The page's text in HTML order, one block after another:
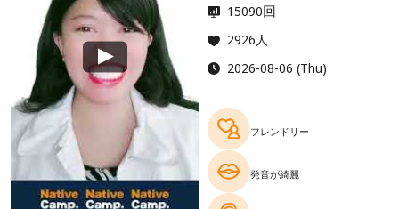
15090回
2926人
2026-08-06 (Thu)
フレンドリー
発音が綺麗